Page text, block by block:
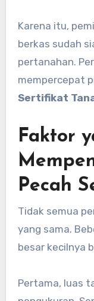
Karena itu,
berkas sudah
pertanahan.
mempercepat
Sertifikat
Faktor
Pecah
Tidak semua
yang sama.
besar kecilnya
Pertama, luas